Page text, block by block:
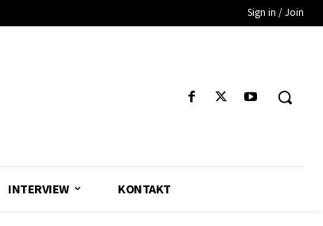
Sign in / Join
INTERVIEW KONTAKT